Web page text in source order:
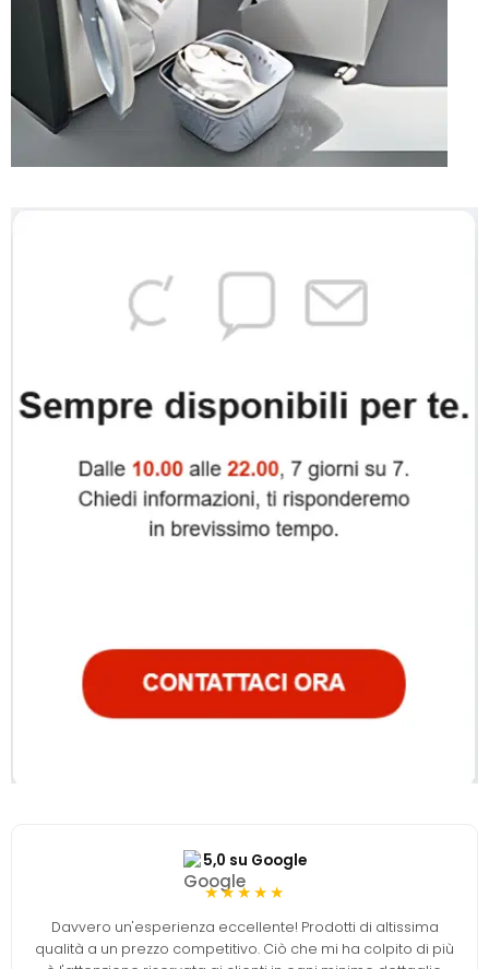
5,0 su Google
★★★★★
Davvero un'esperienza eccellente! Prodotti di altissima
qualità a un prezzo competitivo. Ciò che mi ha colpito di più